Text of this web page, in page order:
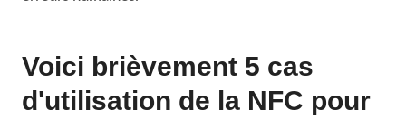
Voici brièvement 5 cas
d'utilisation de la NFC pour